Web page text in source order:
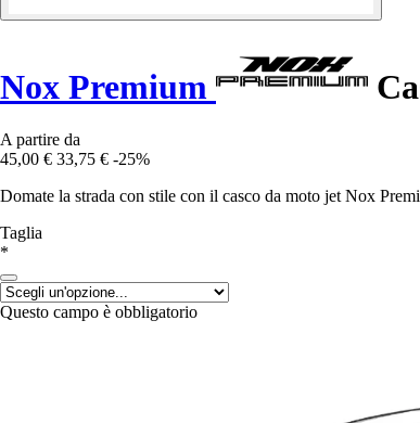
Nox Premium
A partire da
45,00 € 33,75 € -25%
Domate la strada con stile con il casco da moto jet Nox
Taglia
*
Questo campo è obbligatorio